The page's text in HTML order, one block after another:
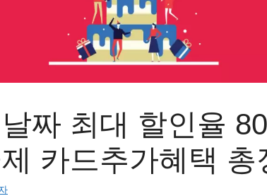
짜 최대 할인율
카드추가혜택 총